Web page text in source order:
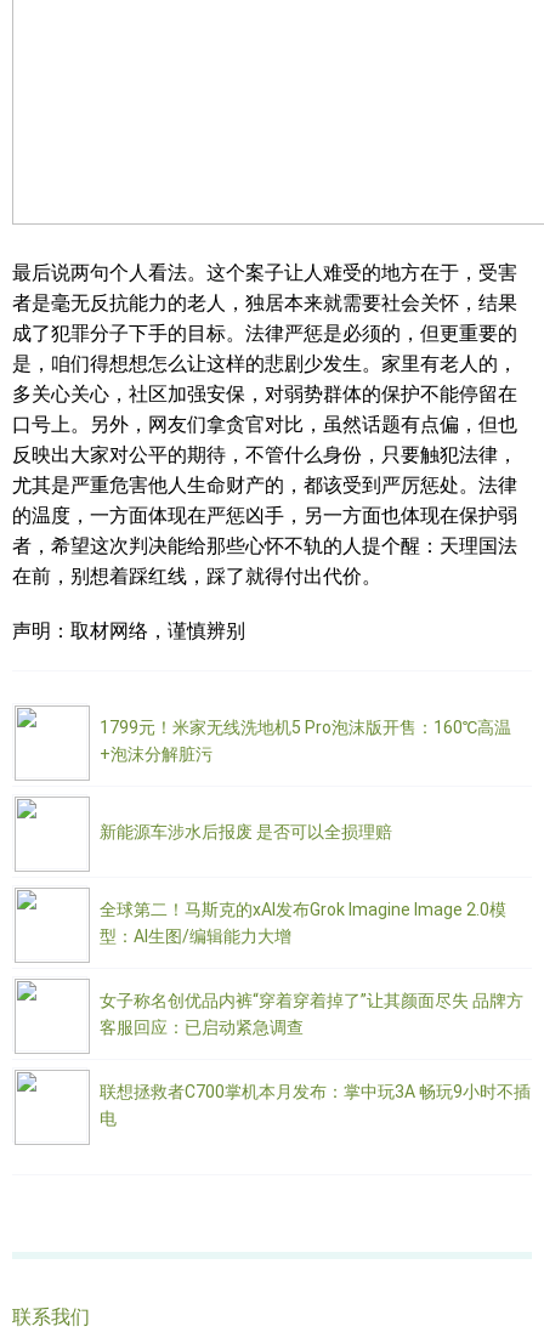
最后说两句个人看法。这个案子让人难受的地方在于，受害
者是毫无反抗能力的老人，独居本来就需要社会关怀，结果
成了犯罪分子下手的目标。法律严惩是必须的，但更重要的
是，咱们得想想怎么让这样的悲剧少发生。家里有老人的，
多关心关心，社区加强安保，对弱势群体的保护不能停留在
口号上。另外，网友们拿贪官对比，虽然话题有点偏，但也
反映出大家对公平的期待，不管什么身份，只要触犯法律，
尤其是严重危害他人生命财产的，都该受到严厉惩处。法律
的温度，一方面体现在严惩凶手，另一方面也体现在保护弱
者，希望这次判决能给那些心怀不轨的人提个醒：天理国法
在前，别想着踩红线，踩了就得付出代价。
声明：取材网络，谨慎辨别
1799元！米家无线洗地机5 Pro泡沫版开售：160℃高温
+泡沫分解脏污
新能源车涉水后报废 是否可以全损理赔
全球第二！马斯克的xAI发布Grok Imagine Image 2.0模
型：AI生图/编辑能力大增
女子称名创优品内裤“穿着穿着掉了”让其颜面尽失 品牌方
客服回应：已启动紧急调查
联想拯救者C700掌机本月发布：掌中玩3A 畅玩9小时不插
电
联系我们